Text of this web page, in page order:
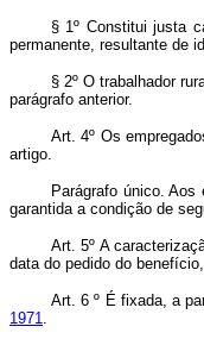
§ 1º Constitui justa
permanente, resultante de
§ 2º O trabalhador
parágrafo anterior.
Art. 4º Os
artigo.
Parágrafo único.
garantida a condição de
Art. 5º A
data do pedido do
Art. 6 º É fixada, a
1971.